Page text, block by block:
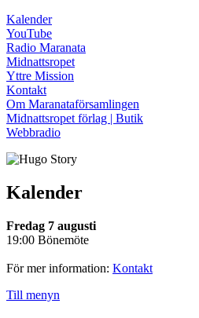
Kalender
YouTube
Radio Maranata
Midnattsropet
Yttre Mission
Kontakt
Om Maranataförsamlingen
Midnattsropet förlag | Butik
Webbradio
Kalender
Fredag 7 augusti
19:00 Bönemöte
För mer information: Kontakt
Till menyn